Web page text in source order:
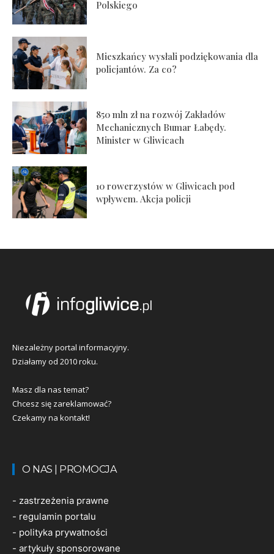
Polskiego
Mieszkańcy wysłali podziękowania dla
policjantów. Za co?
850 mln zł na rozwój Zakładów
Mechanicznych Bumar Łabędy.
Minister w Gliwicach
10 rowerzystów w Gliwicach pod
wpływem. Akcja policji
Niezależny portal informacyjny.
Działamy od 2010 roku.
Masz dla nas temat?
Chcesz się zareklamować?
Czekamy na kontakt!
O NAS | PROMOCJA
- zastrzeżenia prawne
- regulamin portalu
- polityka prywatności
- artykuły sponsorowane